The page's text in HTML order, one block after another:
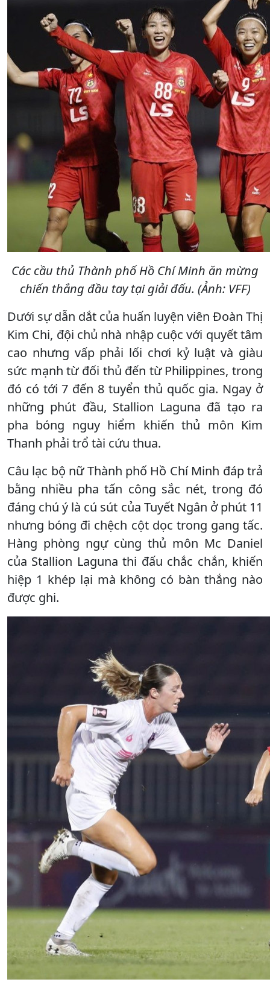
Các cầu thủ Thành phố Hồ Chí Minh ăn mừng
chiến thắng đầu tay tại giải đấu. (Ảnh: VFF)
Dưới sự dẫn dắt của huấn luyện viên Đoàn Thị
Kim Chi, đội chủ nhà nhập cuộc với quyết tâm
cao nhưng vấp phải lối chơi kỷ luật và giàu
sức mạnh từ đối thủ đến từ Philippines, trong
đó có tới 7 đến 8 tuyển thủ quốc gia. Ngay ở
những phút đầu, Stallion Laguna đã tạo ra
pha bóng nguy hiểm khiến thủ môn Kim
Thanh phải trổ tài cứu thua.
Câu lạc bộ nữ Thành phố Hồ Chí Minh đáp trả
bằng nhiều pha tấn công sắc nét, trong đó
đáng chú ý là cú sút của Tuyết Ngân ở phút 11
nhưng bóng đi chệch cột dọc trong gang tấc.
Hàng phòng ngự cùng thủ môn Mc Daniel
của Stallion Laguna thi đấu chắc chắn, khiến
hiệp 1 khép lại mà không có bàn thắng nào
được ghi.